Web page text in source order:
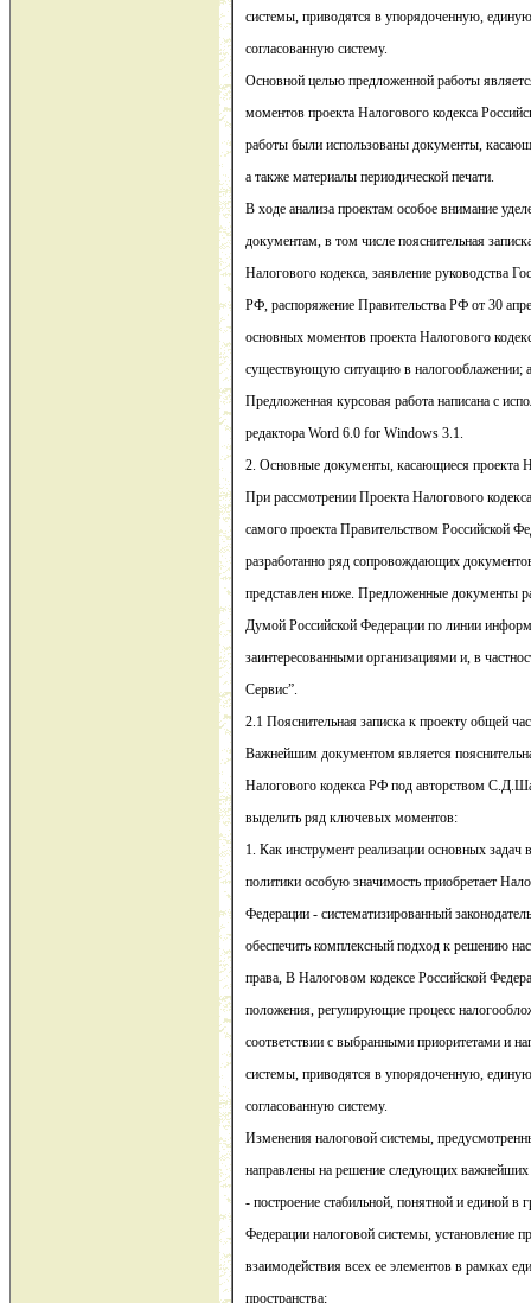
системы, приводятся в упорядоченную,
согласованную систему.
Основной целью предложенной работы
моментов проекта Налогового кодекса
работы были использованы документы,
а также материалы периодической печати.
В ходе анализа проектам особое внимание
документам, в том числе пояснительная
Налогового кодекса, заявление руководства
РФ, распоряжение Правительства РФ от 30
основных моментов проекта Налогового
существующую ситуацию в налогооблажении;
Предложенная курсовая работа написана с
редактора Word 6.0 for Windows 3.1.
2. Основные документы, касающиеся проекта
При рассмотрении Проекта Налогового
самого проекта Правительством Российской
разработанно ряд сопровождающих
представлен ниже. Предложенные документы
Думой Российской Федерации по линии
заинтересованными организациями и, в
Сервис”.
2.1 Пояснительная записка к проекту общей
Важнейшим документом является
Налогового кодекса РФ под авторством
выделить ряд ключевых моментов:
1. Как инструмент реализации основных задач
политики особую значимость приобретает
Федерации - систематизированный
обеспечить комплексный подход к решению
права, В Налоговом кодексе Российской
положения, регулирующие процесс
соответствии с выбранными приоритетами и
системы, приводятся в упорядоченную,
согласованную систему.
Изменения налоговой системы,
направлены на решение следующих важнейших
- построение стабильной, понятной и единой в
Федерации налоговой системы, установление
взаимодействия всех ее элементов в рамках
пространства;